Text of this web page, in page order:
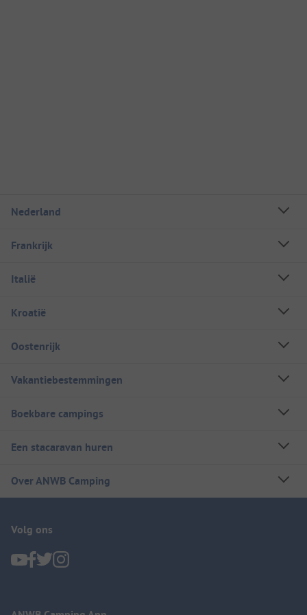
Nederland
Frankrijk
Italië
Kroatië
Oostenrijk
Vakantiebestemmingen
Boekbare campings
Een stacaravan huren
Over ANWB Camping
Volg ons